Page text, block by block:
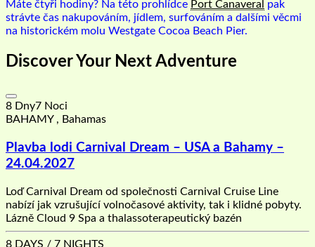
Máte čtyři hodiny? Na této prohlídce Port Canaveral
pak
strávte čas nakupováním, jídlem, surfováním a dalšími věcmi
na historickém molu Westgate Cocoa Beach Pier.
Discover Your Next Adventure
8 Dny7 Noci
BAHAMY , Bahamas
Plavba lodi Carnival Dream – USA a Bahamy –
24.04.2027
Loď Carnival Dream od společnosti Carnival Cruise Line
nabízí jak vzrušující volnočasové aktivity, tak i klidné pobyty.
Lázně Cloud 9 Spa a thalassoterapeutický bazén
8 DAYS / 7 NIGHTS